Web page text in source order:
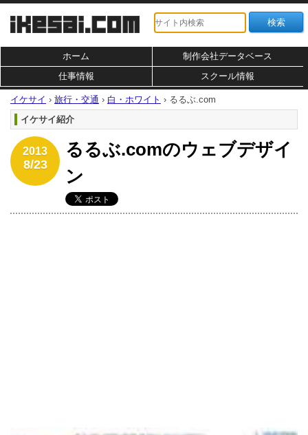
ホーム
制作会社データベース
仕事情報
スクール情報
イケサイ › 旅行・交通 › 白・ホワイト › るるぶ.com
イケサイ紹介
2013
8/23
るるぶ.comのウェブデザイ
ン